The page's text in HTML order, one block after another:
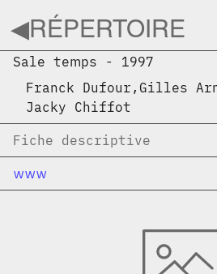
◀︎RÉPERTOIRE
Sale temps - 1997
Franck Dufour , Gilles
Jacky Chiffot
Fiche descriptive
www